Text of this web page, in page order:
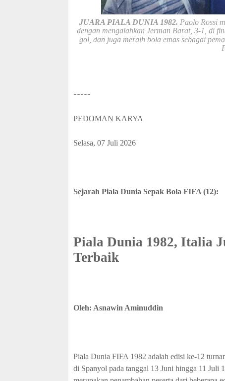
JUARA PIALA DUNIA 1982. Paolo Rossi
dengan mengalahkan Jerman Barat, 3-1, di
gol, dan juga meraih bola emas sebagai
-----
PEDOMAN KARYA
Selasa, 07 Juli 2026
Sejarah Piala Dunia Sepak Bola FIFA (12):
Piala Dunia 1982, Italia
Terbaik
Oleh: Asnawin Aminuddin
Piala Dunia FIFA 1982 adalah edisi ke-12
di Spanyol pada tanggal 13 Juni hingga 11 Juli